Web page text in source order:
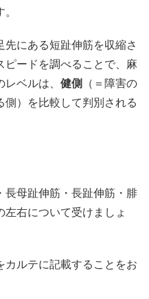
にある短趾伸筋を収縮さ
ピードを調べることで、麻
ベルは、 健側
（＝障害の
側）を比較して判別される
長母趾伸筋・長趾伸筋・腓
右について受けましょ
カルテに記載することをお